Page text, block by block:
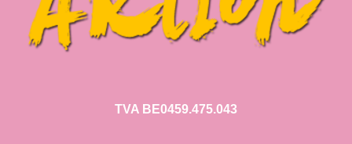
TVA BE0459.475.043